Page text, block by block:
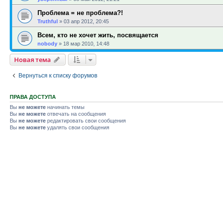
Проблема = не проблема?!
Truthful » 03 апр 2012, 20:45
Всем, кто не хочет жить, посвящается
nobody » 18 мар 2010, 14:48
Новая тема
Вернуться к списку форумов
ПРАВА ДОСТУПА
Вы не можете начинать темы
Вы не можете отвечать на сообщения
Вы не можете редактировать свои сообщения
Вы не можете удалять свои сообщения